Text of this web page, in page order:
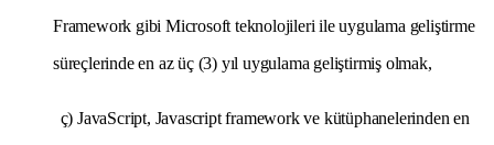
Framework gibi Microsoft teknolojileri ile uygulama geliştirme
süreçlerinde en az üç (3) yıl uygulama geliştirmiş olmak,
ç) JavaScript, Javascript framework ve kütüphanelerinden en